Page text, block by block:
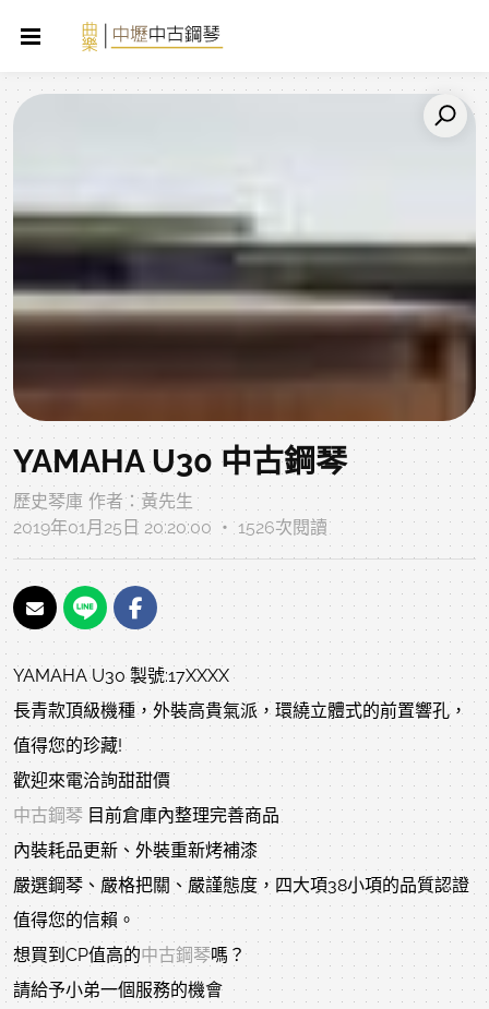
YAMAHA U30 中古鋼琴
歷史琴庫 作者：黃先生
2019年01月25日 20:20:00 ‧ 1526次閱讀
YAMAHA U30 製號:17XXXX
長青款頂級機種，外裝高貴氣派，環繞立體式的前置響孔，
值得您的珍藏!
歡迎來電洽詢甜甜價
中古鋼琴 目前倉庫內整理完善商品
內裝耗品更新、外裝重新烤補漆
嚴選鋼琴、嚴格把關、嚴謹態度，四大項38小項的品質認證
值得您的信賴。
想買到CP值高的中古鋼琴嗎？
請給予小弟一個服務的機會